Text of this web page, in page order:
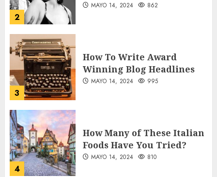
2
MAYO 14, 2024 862
3
How To Write Award
Winning Blog Headlines
MAYO 14, 2024 995
4
How Many of These Italian
Foods Have You Tried?
MAYO 14, 2024 810